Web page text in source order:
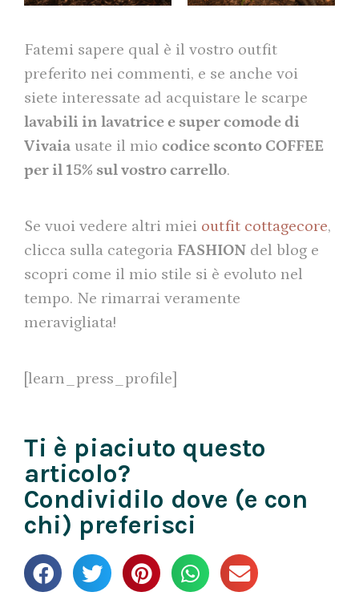
Fatemi sapere qual è il vostro outfit
preferito nei commenti, e se anche voi
siete interessate ad acquistare le scarpe
lavabili in lavatrice e super comode di
Vivaia usate il mio codice sconto COFFEE
per il 15% sul vostro carrello.
Se vuoi vedere altri miei outfit cottagecore,
clicca sulla categoria FASHION del blog e
scopri come il mio stile si è evoluto nel
tempo. Ne rimarrai veramente
meravigliata!
[learn_press_profile]
Ti è piaciuto questo
articolo?
Condividilo dove (e con
chi) preferisci